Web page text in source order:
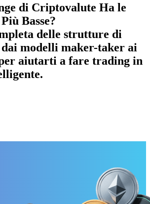
di Criptovalute Ha le
Basse?
delle strutture di
modelli maker-taker ai
aiutarti a fare trading in